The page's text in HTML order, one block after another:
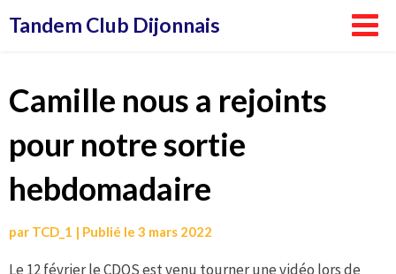
auTandem Club Dijonnais
Camille nous a rejoints
pour notre sortie
hebdomadaire
par TCD_1 | Publié le 3 mars 2022
Le 12 février le CDOS est venu tourner une vidéo lors de